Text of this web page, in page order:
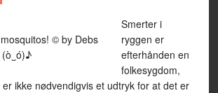
© by Debs
(ò‿ó)♪
Smerter i
ryggen er
efterhånden en
folkesygdom,
ikke nødvendigvis et udtryk for at det er